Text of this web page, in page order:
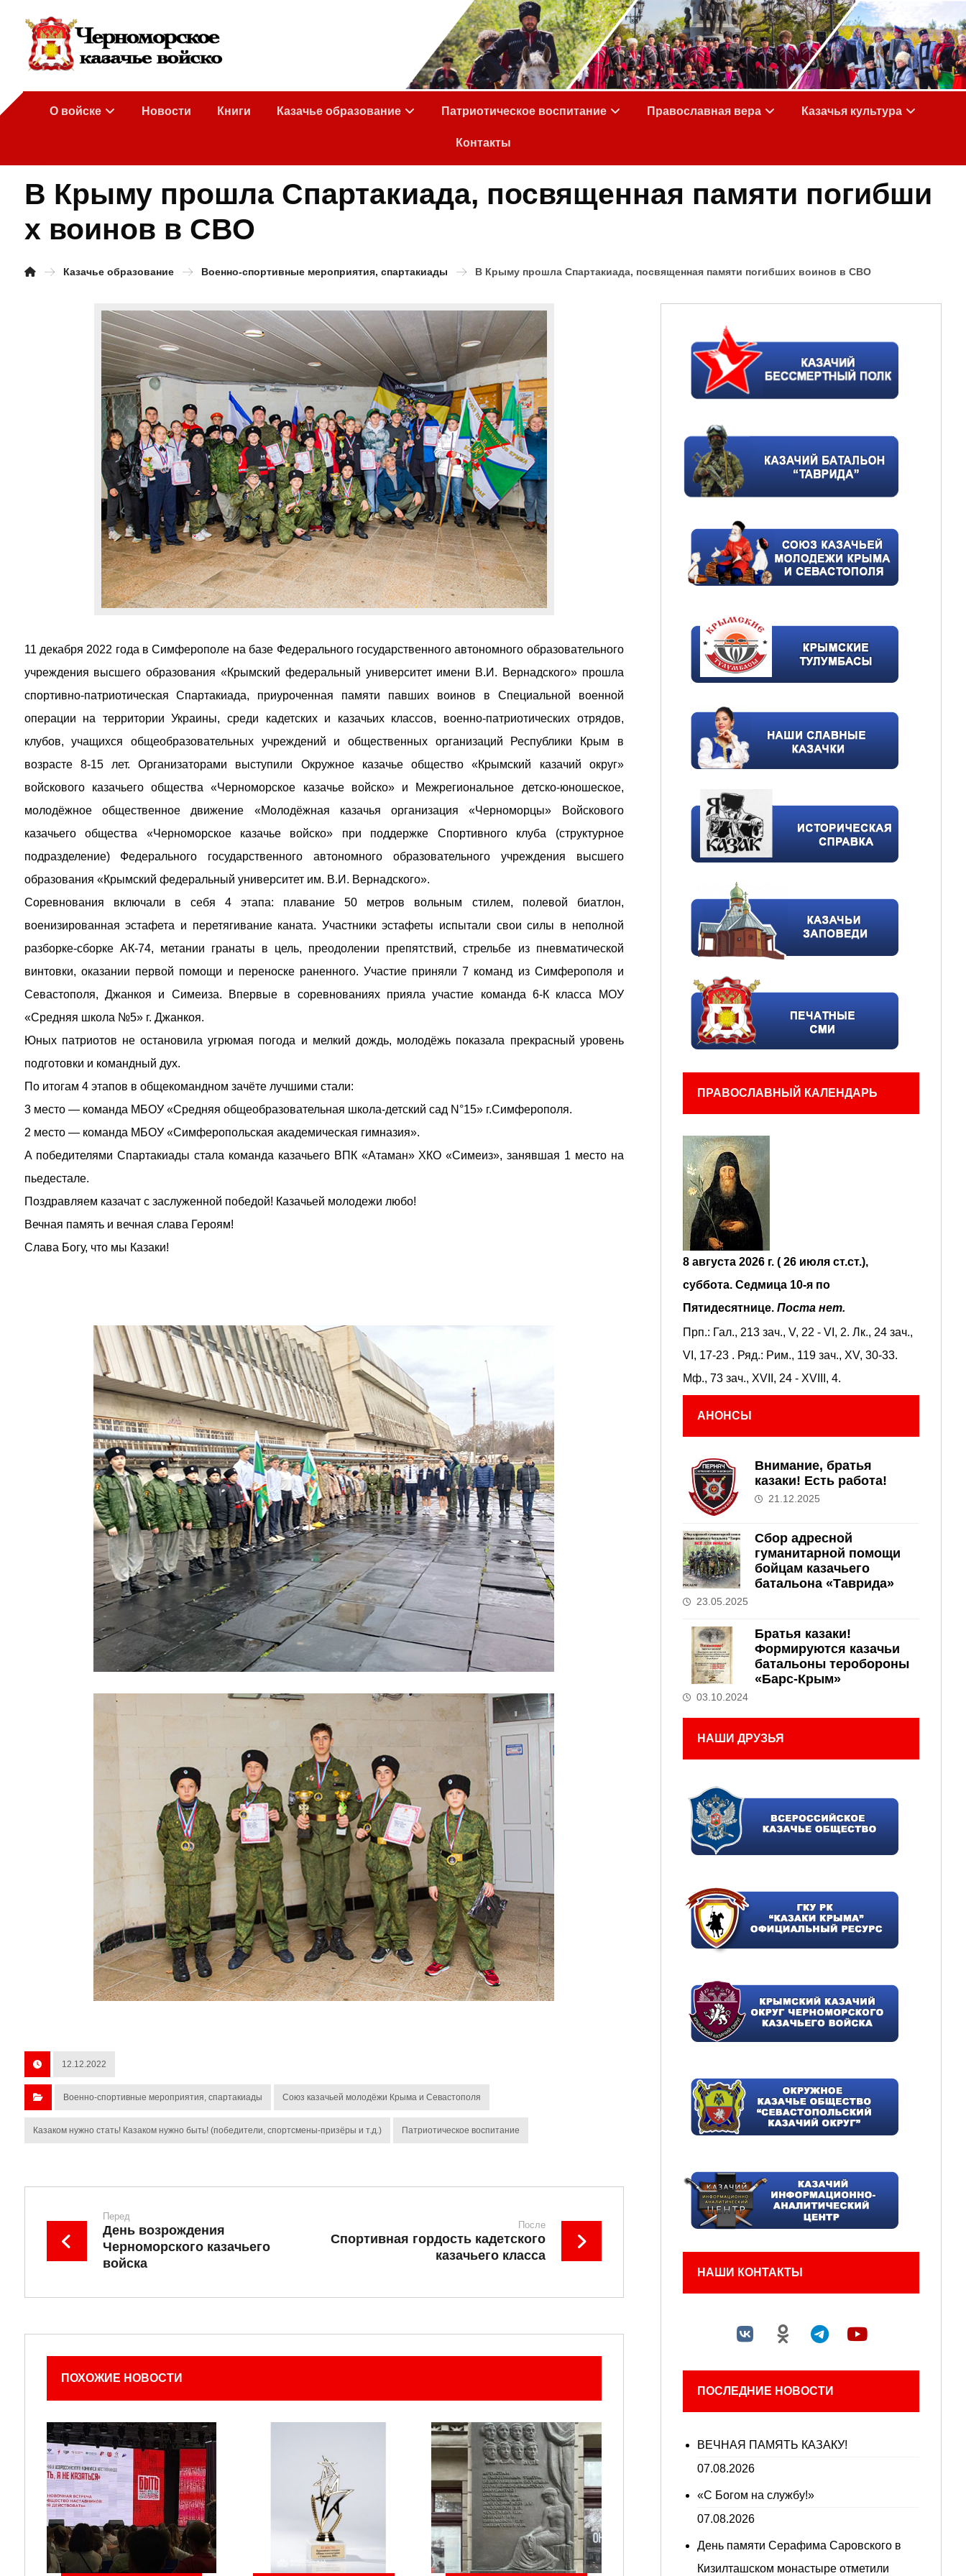
О войске Новости Книги Казачье образование Патриотическое воспитание Православная вера Казачья культура
Контакты
В Крыму прошла Спартакиада, посвященная памяти погибши
х воинов в СВО
Казачье образование Военно-спортивные мероприятия, спартакиады В Крыму прошла Спартакиада, посвященная памяти погибших воинов в СВО
11 декабря 2022 года в Симферополе на базе Федерального государственного автономного образовательного
учреждения высшего образования «Крымский федеральный университет имени В.И. Вернадского» прошла
спортивно-патриотическая Спартакиада, приуроченная памяти павших воинов в Специальной военной
операции на территории Украины, среди кадетских и казачьих классов, военно-патриотических отрядов,
клубов, учащихся общеобразовательных учреждений и общественных организаций Республики Крым в
возрасте 8-15 лет. Организаторами выступили Окружное казачье общество «Крымский казачий округ»
войскового казачьего общества «Черноморское казачье войско» и Межрегиональное детско-юношеское,
молодёжное общественное движение «Молодёжная казачья организация «Черноморцы» Войскового
казачьего общества «Черноморское казачье войско» при поддержке Спортивного клуба (структурное
подразделение) Федерального государственного автономного образовательного учреждения высшего
образования «Крымский федеральный университет им. В.И. Вернадского».
Соревнования включали в себя 4 этапа: плавание 50 метров вольным стилем, полевой биатлон,
военизированная эстафета и перетягивание каната. Участники эстафеты испытали свои силы в неполной
разборке-сборке АК-74, метании гранаты в цель, преодолении препятствий, стрельбе из пневматической
винтовки, оказании первой помощи и переноске раненного. Участие приняли 7 команд из Симферополя и
Севастополя, Джанкоя и Симеиза. Впервые в соревнованиях прияла участие команда 6-К класса МОУ
«Средняя школа №5» г. Джанкоя.
Юных патриотов не остановила угрюмая погода и мелкий дождь, молодёжь показала прекрасный уровень
подготовки и командный дух.
По итогам 4 этапов в общекомандном зачёте лучшими стали:
3 место — команда МБОУ «Средняя общеобразовательная школа-детский сад N°15» г.Симферополя.
2 место — команда МБОУ «Симферопольская академическая гимназия».
А победителями Спартакиады стала команда казачьего ВПК «Атаман» ХКО «Симеиз», занявшая 1 место на
пьедестале.
Поздравляем казачат с заслуженной победой! Казачьей молодежи любо!
Вечная память и вечная слава Героям!
Слава Богу, что мы Казаки!
12.12.2022
Военно-спортивные мероприятия, спартакиады Союз казачьей молодёжи Крыма и Севастополя
Казаком нужно стать! Казаком нужно быть! (победители, спортсмены-призёры и т.д.) Патриотическое воспитание
Перед
День возрождения
Черноморского казачьего
войска
После
Спортивная гордость кадетского
казачьего класса
ПОХОЖИЕ НОВОСТИ
ПРАВОСЛАВНЫЙ КАЛЕНДАРЬ
8 августа 2026 г. ( 26 июля ст.ст.),
суббота. Седмица 10-я по
Пятидесятнице. Поста нет.
Прп.: Гал., 213 зач., V, 22 - VI, 2. Лк., 24 зач.,
VI, 17-23 . Ряд.: Рим., 119 зач., XV, 30-33.
Мф., 73 зач., XVII, 24 - XVIII, 4.
АНОНСЫ
Внимание, братья
казаки! Есть работа!
21.12.2025
Сбор адресной
гуманитарной помощи
бойцам казачьего
батальона «Таврида»
23.05.2025
Братья казаки!
Формируются казачьи
батальоны теробороны
«Барс-Крым»
03.10.2024
НАШИ ДРУЗЬЯ
НАШИ КОНТАКТЫ
ПОСЛЕДНИЕ НОВОСТИ
ВЕЧНАЯ ПАМЯТЬ КАЗАКУ!
07.08.2026
«С Богом на службу!»
07.08.2026
День памяти Серафима Саровского в
Кизилташском монастыре отметили